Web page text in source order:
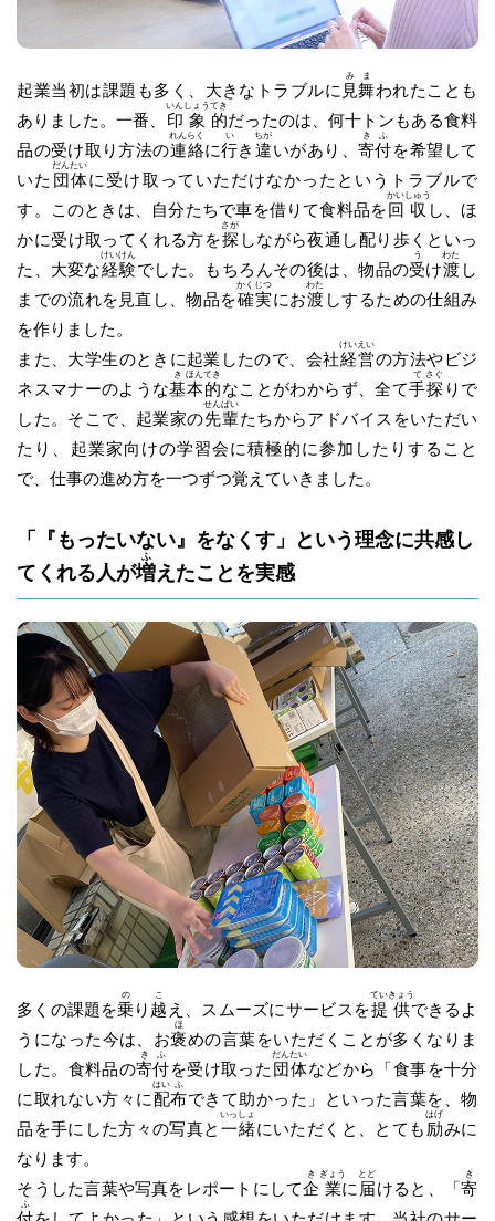
起業当初は課題も多く、大きなトラブルに 見
み
舞
ま
われたことも
ありました。一番、 印
いん
象
しょう
的
てき
だったのは、何十トンもある食料
品の受け取り方法の連
れん
絡
らく
に行
い
き 違
ちが
いがあり、寄
き
付
ふ
を希望して
いた 団
だん
体
たい
に受け取っていただけなかったというトラブルで
す。このときは、自分たちで車を借りて食料品を回
かい
収
しゅう
し、ほ
かに受け取ってくれる方を探
さが
しながら夜通し配り歩くといっ
た、大変な経
けい
験
けん
でした。もちろんその後は、物品の受
う
け渡
わた
し
までの流れを見直し、物品を確
かく
実
じつ
にお渡
わた
しするための仕組み
を作りました。
また、大学生のときに起業したので、会社経
けい
営
えい
の方法やビジ
ネスマナーのような基
き
本
ほん
的
てき
なことがわからず、全て手
て
探
さぐ
りで
した。そこで、起業家の先
せん
輩
ぱい
たちからアドバイスをいただい
たり、起業家向けの学習会に積極的に参加したりすること
で、仕事の進め方を一つずつ覚えていきました。
「『もったいない』をなくす」という理念に共感し
てくれる人が増
ふ
えたことを実感
多くの課題を乗
の
り 越
こ
え、スムーズにサービスを提
てい
供
きょう
できるよ
うになった今は、お褒
ほ
めの言葉をいただくことが多くなりま
した。食料品の寄
き
付
ふ
を受け取った 団
だん
体
たい
などから「食事を十分
に取れない方々に配
はい
布
ふ
できて助かった」といった言葉を、物
品を手にした方々の写真と 一
いっ
緒
しょ
にいただくと、とても 励
はげ
みに
なります。
そうした言葉や写真をレポートにして企
き
業
ぎょう
に 届
とど
けると、「寄
き
ふ